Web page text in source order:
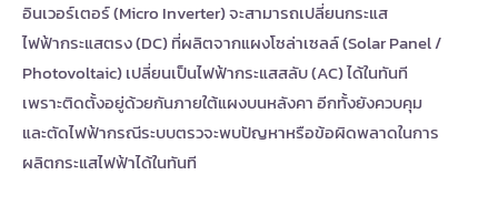
อินเวอร์เตอร์ (Micro Inverter) จะสามารถเปลี่ยนกระแส
ไฟฟ้ากระแสตรง (DC) ที่ผลิตจากแผงโซล่าเซลล์(Solar Panel /
Photovoltaic) เปลี่ยนเป็นไฟฟ้ากระแสสลับ (AC) ได้ในทันที
เพราะติดตั้งอยู่ด้วยกันภายใต้แผงบนหลังคา อีกทั้งยังควบคุม
และตัดไฟฟ้ากรณีระบบตรวจะพบปัญหาหรือข้อผิดพลาดในการ
ผลิตกระแสไฟฟ้าได้ในทันที